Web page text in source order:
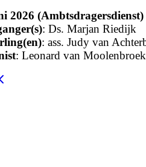
2026 (Ambtsdragersdienst)
: Ds. Marjan Riedijk
: ass. Judy van
: Leonard van Moolenbroek